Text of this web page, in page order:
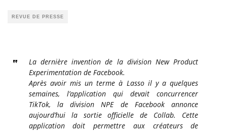
REVUE DE PRESSE
La dernière invention de la division New Product
Experimentation de Facebook.
Après avoir mis un terme à Lasso il y a quelques
semaines, l’application qui devait concurrencer
TikTok, la division NPE de Facebook annonce
aujourd’hui la sortie officielle de Collab. Cette
application doit permettre aux créateurs de